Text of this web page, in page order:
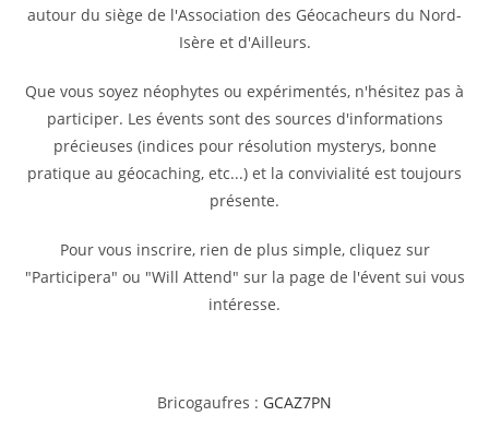
autour du siège de l'Association des Géocacheurs du Nord-
Isère et d'Ailleurs.
Que vous soyez néophytes ou expérimentés, n'hésitez pas à
participer. Les évents sont des sources d'informations
précieuses (indices pour résolution mysterys, bonne
pratique au géocaching, etc...) et la convivialité est toujours
présente.
Pour vous inscrire, rien de plus simple, cliquez sur
"Participera" ou "Will Attend" sur la page de l'évent sui vous
intéresse.
Bricogaufres : GCAZ7PN